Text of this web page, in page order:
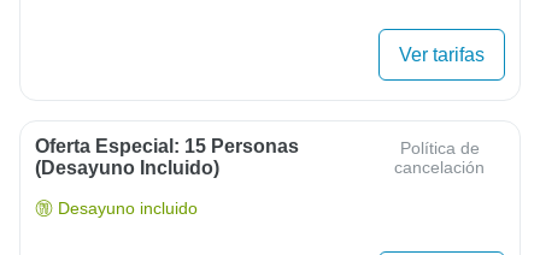
Ver tarifas
Oferta Especial: 15 Personas
(desayuno Incluido)
Política de
cancelación
Desayuno incluido